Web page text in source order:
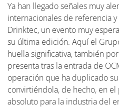
Ya han llegado señales muy
internacionales de referencia
Drinktec, un evento muy
su última edición. Aquí el
huella significativa, también
presenta tras la entrada de
operación que ha duplicado
convirtiéndola, de hecho, en
absoluto para la industria del